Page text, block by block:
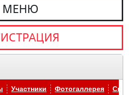
МЕНЮ
Участники Фотогаллерея